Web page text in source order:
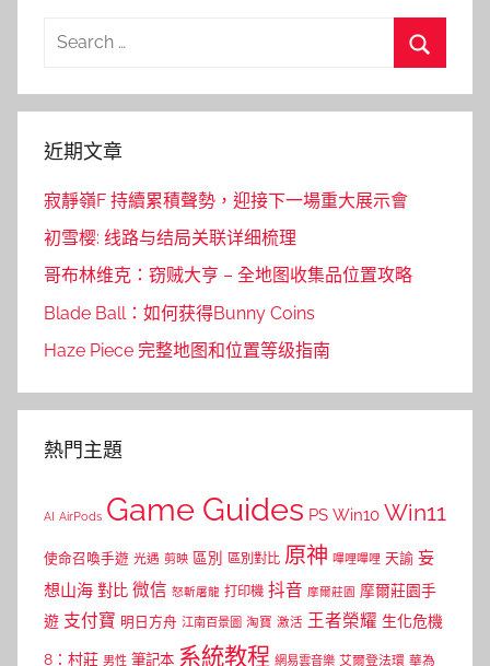
Search
近期文章
寂靜嶺F 持續累積聲勢，迎接下一場重大展示會
初雪樱: 线路与结局关联详细梳理
哥布林维克：窃贼大亨 – 全地图收集品位置攻略
Blade Ball：如何获得Bunny Coins
Haze Piece 完整地图和位置等级指南
熱門主題
AI AirPods Game Guides PS Win10 Win11
使命召喚手遊 光遇 剪映 區別 區別對比 原神 嗶哩嗶哩 天諭 妄
想山海 對比 微信 怒斬屠龍 打印機 抖音 摩爾莊園 摩爾莊園手
遊 支付寶 明日方舟 江南百景圖 淘寶 激活 王者榮耀 生化危機
8：村莊 男性 筆記本 系統教程 網易雲音樂 艾爾登法環 華為